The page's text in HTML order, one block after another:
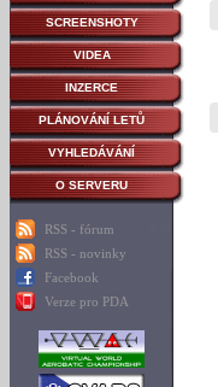
SCREENSHOTY
VIDEA
INZERCE
PLÁNOVÁNÍ LETŮ
VYHLEDÁVÁNÍ
O SERVERU
RSS - fórum
RSS - novinky
Facebook
Verze pro PDA